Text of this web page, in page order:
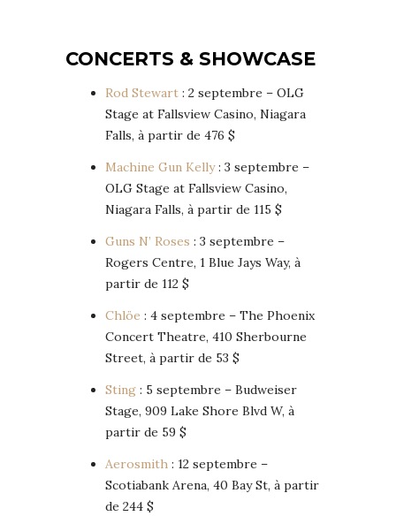
CONCERTS & SHOWCASE
Rod Stewart : 2 septembre – OLG
Stage at Fallsview Casino, Niagara
Falls, à partir de 476 $
Machine Gun Kelly: 3 septembre –
OLG Stage at Fallsview Casino,
Niagara Falls, à partir de 115 $
Guns N’ Roses : 3 septembre –
Rogers Centre, 1 Blue Jays Way, à
partir de 112 $
Chlöe : 4 septembre – The Phoenix
Concert Theatre, 410 Sherbourne
Street, à partir de 53 $
Sting : 5 septembre – Budweiser
Stage, 909 Lake Shore Blvd W, à
partir de 59 $
Aerosmith : 12 septembre –
Scotiabank Arena, 40 Bay St, à partir
de 244 $